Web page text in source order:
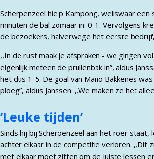
Scherpenzeel hielp Kampong, weliswaar
minuten de bal zomaar in: 0-1. Vervolgens
de bezoekers, halverwege het eerste
,,In de rust maak je afspraken - we gingen
eigenlijk meteen de prullenbak in”, aldus
het dus 1-5. De goal van Mano Bakkenes
ploeg”, aldus Janssen. ,,We maken ze het
‘Leuke tijden’
Sinds hij bij Scherpenzeel aan het roer
achter elkaar in de competitie verloren. ,,Dit
met elkaar moet zitten om de juiste lessen